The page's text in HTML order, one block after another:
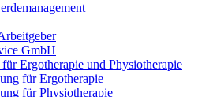
GmbH
Ergotherapie und Physiotherapie
für Ergotherapie
für Physiotherapie